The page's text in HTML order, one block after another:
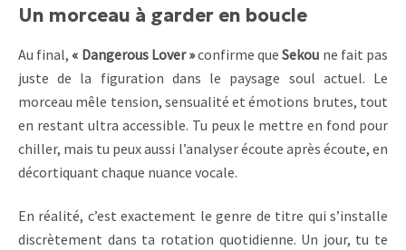
Un morceau à garder en boucle
Au final, « Dangerous Lover »confirme queSekou ne fait pas
juste de la figuration dans le paysage soul actuel. Le
morceau mêle tension, sensualité et émotions brutes, tout
en restant ultra accessible. Tu peux le mettre en fond pour
chiller, mais tu peux aussi l’analyser écoute après écoute, en
décortiquant chaque nuance vocale.
En réalité, c’est exactement le genre de titre qui s’installe
discrètement dans ta rotation quotidienne. Un jour, tu te